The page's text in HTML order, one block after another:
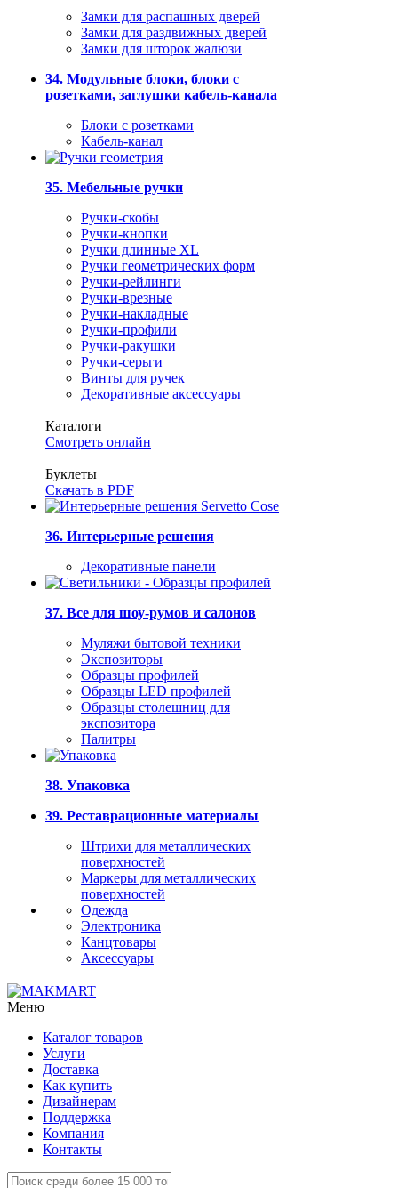
Замки для распашных дверей
Замки для раздвижных дверей
Замки для шторок жалюзи
34. Модульные блоки, блоки с
розетками, заглушки кабель-канала
Блоки с розетками
Кабель-канал
35. Мебельные ручки
Ручки-скобы
Ручки-кнопки
Ручки длинные XL
Ручки геометрических форм
Ручки-рейлинги
Ручки-врезные
Ручки-накладные
Ручки-профили
Ручки-ракушки
Ручки-серьги
Винты для ручек
Декоративные аксессуары
Каталоги
Смотреть онлайн
Буклеты
Скачать в PDF
36. Интерьерные решения
Декоративные панели
37. Все для шоу-румов и салонов
Муляжи бытовой техники
Экспозиторы
Образцы профилей
Образцы LED профилей
Образцы столешниц для
экспозитора
Палитры
38. Упаковка
39. Реставрационные материалы
Штрихи для металлических
поверхностей
Маркеры для металлических
поверхностей
Одежда
Электроника
Канцтовары
Аксессуары
Меню
Каталог товаров
Услуги
Доставка
Как купить
Дизайнерам
Поддержка
Компания
Контакты